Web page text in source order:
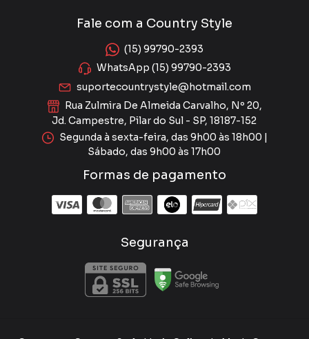
Fale com a Country Style
(15) 99790-2393
WhatsApp (15) 99790-2393
suportecountrystyle@hotmail.com
Rua Zulmira De Almeida Carvalho, Nº 20,
Jd. Campestre, Pilar do Sul - SP, 18187-152
Segunda à sexta-feira, das 9h00 às 18h00 |
Sábado, das 9h00 às 17h00
Formas de pagamento
Segurança